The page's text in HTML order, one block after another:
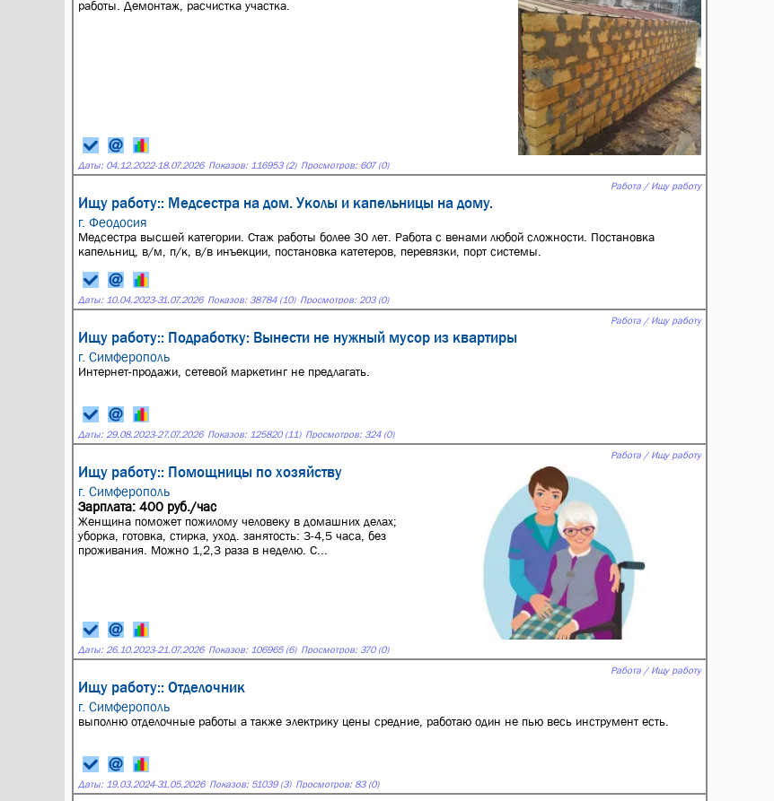
работы. Демонтаж, расчистка участка.
Даты: 04.12.2022-18.07.2026 Показов: 116953 (2) Просмотров: 607 (0)
Работа / Ищу работу
Ищу работу:: Медсестра на дом. Уколы и капельницы на дому.
г. Феодосия
Медсестра высшей категории. Стаж работы более 30 лет. Работа с венами любой сложности. Постановка
капельниц, в/м, п/к, в/в инъекции, постановка катетеров, перевязки, порт системы.
Даты: 10.04.2023-31.07.2026 Показов: 38784 (10) Просмотров: 203 (0)
Работа / Ищу работу
Ищу работу:: Подработку: Вынести не нужный мусор из квартиры
г. Симферополь
Интернет-продажи, сетевой маркетинг не предлагать.
Даты: 29.08.2023-27.07.2026 Показов: 125820 (11) Просмотров: 324 (0)
Работа / Ищу работу
Ищу работу:: Помощницы по хозяйству
г. Симферополь
Зарплата: 400 руб./час
Женщина поможет пожилому человеку в домашних делах;
уборка, готовка, стирка, уход. занятость: 3-4,5 часа, без
проживания. Можно 1,2,3 раза в неделю. С...
Даты: 26.10.2023-21.07.2026 Показов: 106965 (6) Просмотров: 370 (0)
Работа / Ищу работу
Ищу работу:: Отделочник
г. Симферополь
выполню отделочные работы а также электрику цены средние, работаю один не пью весь инструмент есть.
Даты: 19.03.2024-31.05.2026 Показов: 51039 (3) Просмотров: 83 (0)